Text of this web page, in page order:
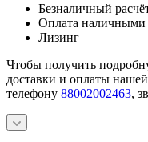
Безналичный
Оплата наличными
Лизинг
Чтобы получить
доставки и оплаты
телефону 88002002463,